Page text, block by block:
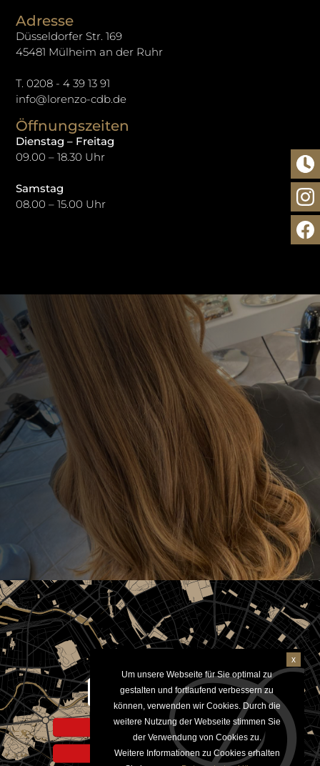
Adresse
Düsseldorfer Str. 169
45481 Mülheim an der Ruhr
T. 0208 - 4 39 13 91
info@lorenzo-cdb.de
Öffnungszeiten
Dienstag – Freitag
09.00 – 18.30 Uhr
Samstag
08.00 – 15.00 Uhr
Aktivieren um Google Maps
anzuzeigen
Hinweis zur Datennutzung
Datenschutzerklärung
Um unsere Webseite für Sie optimal zu
gestalten und fortlaufend verbessern zu
können, verwenden wir Cookies. Durch die
weitere Nutzung der Webseite stimmen Sie
der Verwendung von Cookies zu.
Weitere Informationen zu Cookies erhalten
x